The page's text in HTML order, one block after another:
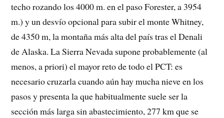
techo rozando los 4000 m. en el paso Forester, a 3954
m.) y un desvío opcional para subir el monte Whitney,
de 4350 m, la montaña más alta del país tras el Denali
de Alaska. La Sierra Nevada supone probablemente (al
menos, a priori) el mayor reto de todo el PCT: es
necesario cruzarla cuando aún hay mucha nieve en los
pasos y presenta la que habitualmente suele ser la
sección más larga sin abastecimiento, 277 km que se